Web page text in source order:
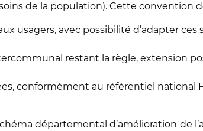
de la population). Cette convention
usagers, avec possibilité d’adapter ces
restant la règle, extension
conformément au référentiel national
départemental d’amélioration de